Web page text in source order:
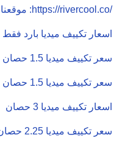
موقعنا :https://rivercool.co/
اسعار تكييف ميديا بارد فقط
سعر تكييف ميديا 1.5 حصان بارد
سعر تكييف ميديا 1.5 حصان اليوم
اسعار تكييف ميديا 3 حصان
سعر تكييف ميديا 2.25 حصان بارد فقط